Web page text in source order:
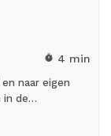
timer 4 min
naar eigen
in de…